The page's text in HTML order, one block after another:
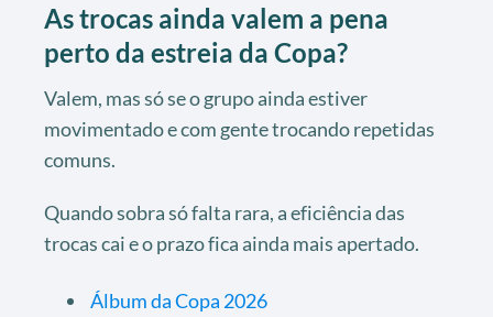
As trocas ainda valem a pena
perto da estreia da Copa?
Valem, mas só se o grupo ainda estiver
movimentado e com gente trocando repetidas
comuns.
Quando sobra só falta rara, a eficiência das
trocas cai e o prazo fica ainda mais apertado.
Álbum da Copa 2026